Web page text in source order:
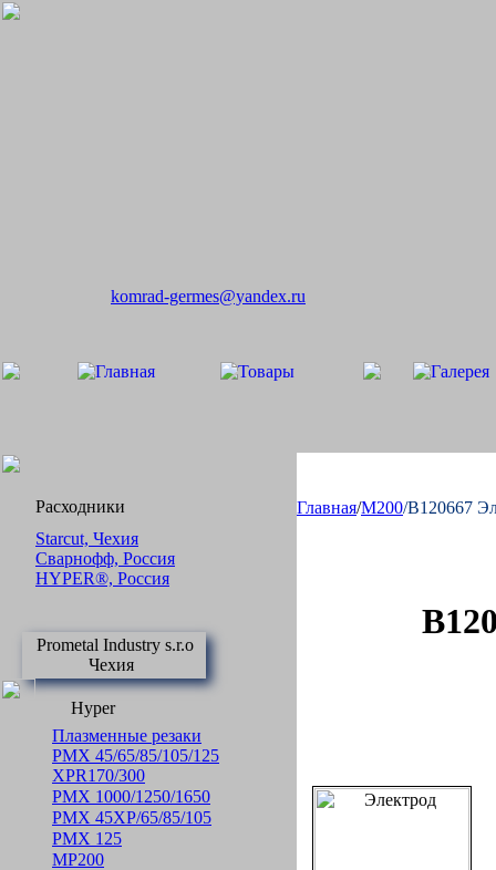
komrad-germes@yandex.ru
Расходники
Starcut, Чехия
Сварнофф, Россия
HYPER®, Россия
Prometal Industry s.r.o
Чехия
Hyper
Плазменные резаки
PMX 45/65/85/105/125
XPR170/300
PMX 1000/1250/1650
PMX 45XP/65/85/105
PMX 125
MP200
Главная/M200/B120667